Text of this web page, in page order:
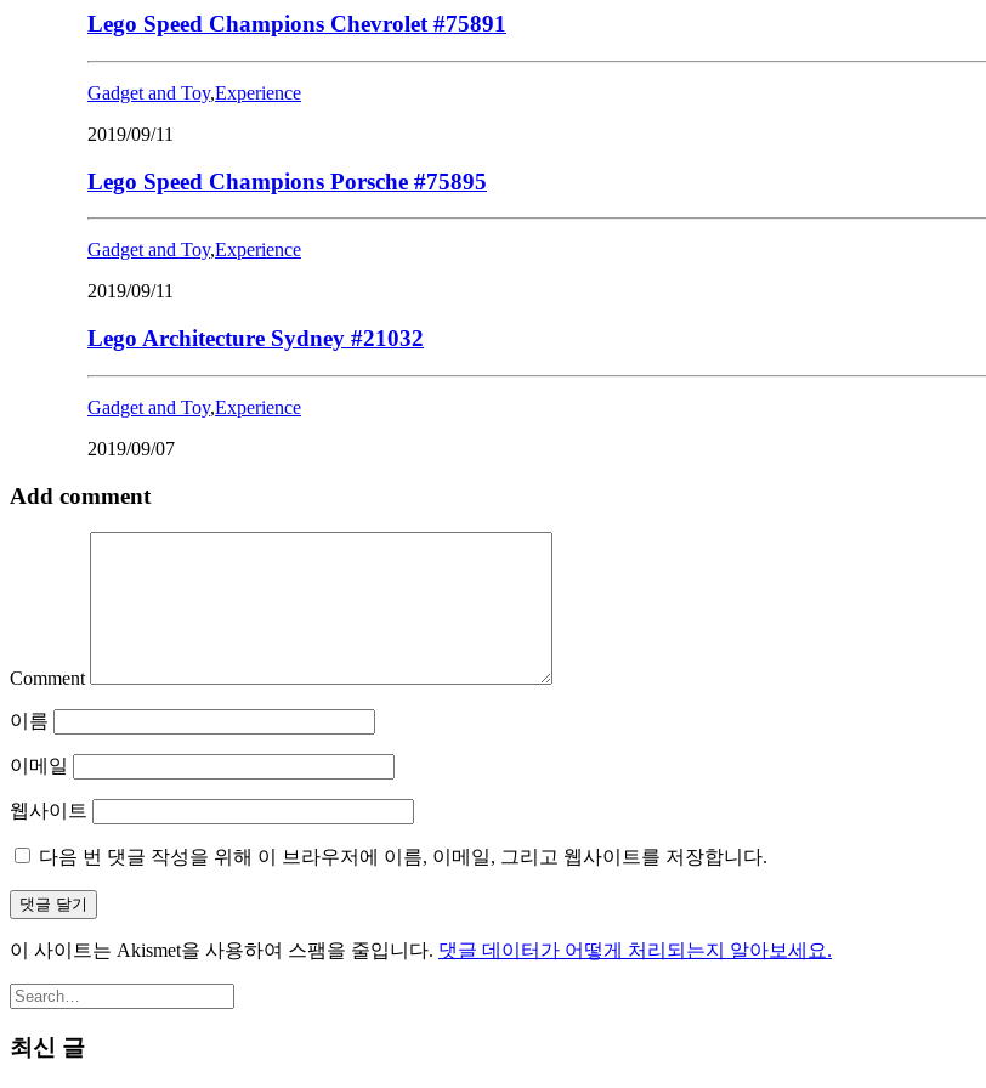
Lego Speed Champions Chevrolet #75891
Gadget and Toy,Experience
2019/09/11
Lego Speed Champions Porsche #75895
Gadget and Toy,Experience
2019/09/11
Lego Architecture Sydney #21032
Gadget and Toy,Experience
2019/09/07
Add comment
Comment
이름
이메일
웹사이트
다음 번 댓글 작성을 위해 이 브라우저에 이름, 이메일, 그리고 웹사이트를 저장합니다.
이 사이트는 Akismet을 사용하여 스팸을 줄입니다. 댓글 데이터가 어떻게 처리되는지 알아보세요.
최신 글